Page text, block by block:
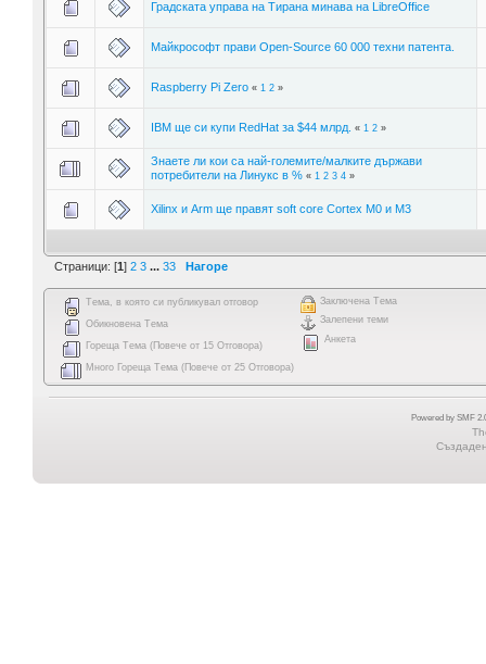
Градската управа на Тирана минава на LibreOffice
Майкрософт прави Open-Source 60 000 техни патента.
Raspberry Pi Zero « 1 2»
IBM ще си купи RedHat за $44 млрд. « 1 2»
Знаете ли кои са най-големите/малките държави
потребители на Линукс в % « 1 2 3 4»
Xilinx и Arm ще правят soft core Cortex M0 и M3
Страници: [1] 2 3 ... 33 Нагоре
Тема, в която си публикувал отговор
Обикновена Тема
Гореща Тема (Повече от 15 Отговора)
Много Гореща Тема (Повече от 25 Отговора)
Заключена Тема
Залепени теми
Анкета
Powered by SMF